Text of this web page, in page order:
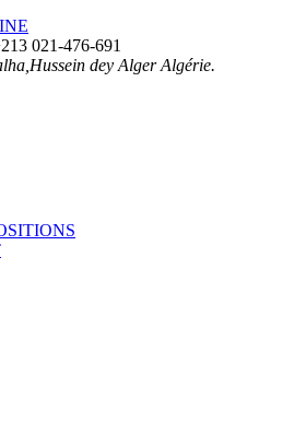
021-476-691
dey Alger Algérie.